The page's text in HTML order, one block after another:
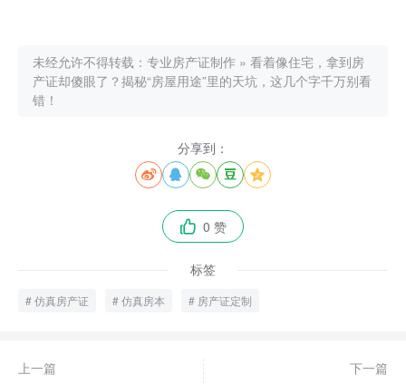
未经允许不得转载： 专业房产证制作 » 看着像住宅，拿到房
产证却傻眼了？揭秘“房屋用途”里的天坑，这几个字千万别看
错！
分享到：
    
 0 赞
标签
仿真房产证 仿真房本 房产证定制
上一篇
下一篇